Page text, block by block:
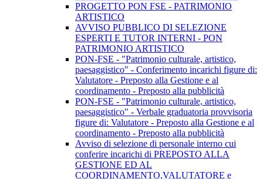
PROGETTO PON FSE - PATRIMONIO
ARTISTICO
AVVISO PUBBLICO DI SELEZIONE
ESPERTI E TUTOR INTERNI - PON
PATRIMONIO ARTISTICO
PON-FSE - "Patrimonio culturale, artistico,
paesaggistico" - Conferimento incarichi figure di:
Valutatore - Preposto alla Gestione e al
coordinamento - Preposto alla pubblicità
PON-FSE - "Patrimonio culturale, artistico,
paesaggistico" - Verbale graduatoria provvisoria
figure di: Valutatore - Preposto alla Gestione e al
coordinamento - Preposto alla pubblicità
Avviso di selezione di personale interno cui
conferire incarichi di PREPOSTO ALLA
GESTIONE ED AL
COORDINAMENTO,VALUTATORE e